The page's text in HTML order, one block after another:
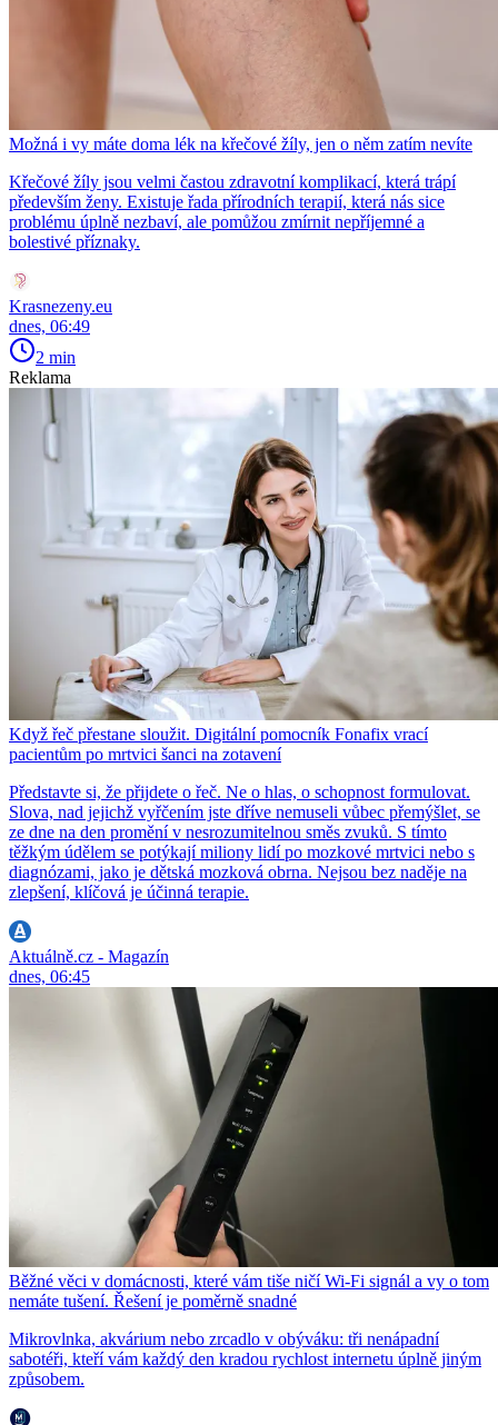
Možná i vy máte doma lék na křečové žíly, jen o něm zatím nevíte
Křečové žíly jsou velmi častou zdravotní komplikací, která trápí
především ženy. Existuje řada přírodních terapií, která nás sice
problému úplně nezbaví, ale pomůžou zmírnit nepříjemné a
bolestivé příznaky.
Krasnezeny.eu
dnes, 06:49
2 min
Reklama
Když řeč přestane sloužit. Digitální pomocník Fonafix vrací
pacientům po mrtvici šanci na zotavení
Představte si, že přijdete o řeč. Ne o hlas, o schopnost formulovat.
Slova, nad jejichž vyřčením jste dříve nemuseli vůbec přemýšlet, se
ze dne na den promění v nesrozumitelnou směs zvuků. S tímto
těžkým údělem se potýkají miliony lidí po mozkové mrtvici nebo s
diagnózami, jako je dětská mozková obrna. Nejsou bez naděje na
zlepšení, klíčová je účinná terapie.
Aktuálně.cz - Magazín
dnes, 06:45
Běžné věci v domácnosti, které vám tiše ničí Wi-Fi signál a vy o tom
nemáte tušení. Řešení je poměrně snadné
Mikrovlnka, akvárium nebo zrcadlo v obýváku: tři nenápadní
sabotéři, kteří vám každý den kradou rychlost internetu úplně jiným
způsobem.